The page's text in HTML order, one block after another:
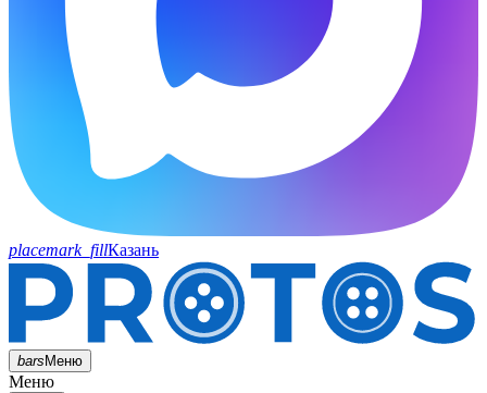
placemark_fillКазань
barsМеню
Меню